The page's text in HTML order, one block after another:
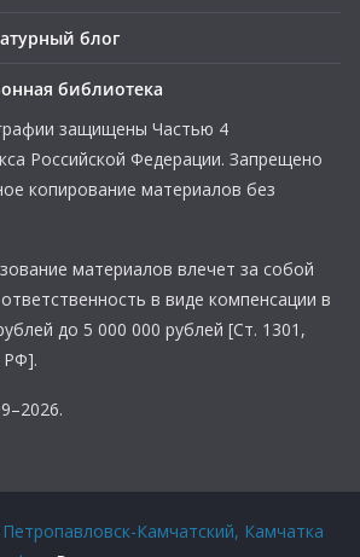
блог
библиотека
защищены Частью 4
Российской Федерации. Запрещено
копирование материалов без
материалов влечет за собой
в виде компенсации в
до 5 000 000 рублей [Ст. 1301,
РФ].
Петропавловск-Камчатский, Камчатка